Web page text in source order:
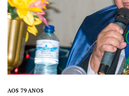
AOS 79 ANOS